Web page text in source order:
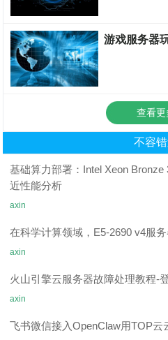
游戏服务器
查看更
不容
基础算力部署：Intel Xeon
近性能分析
axin
在科学计算领域，E5-2690 v4服
axin
火山引擎云服务器故障处理教程-
axin
飞书微信接入OpenClaw用TOP云